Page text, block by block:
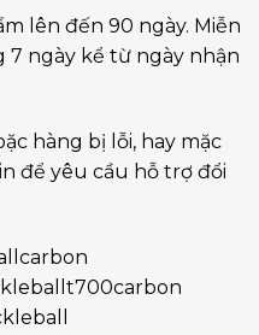
lên đến 90 ngày. Miễn
ngày kể từ ngày nhận
hàng bị lỗi, hay mặc
để yêu cầu hỗ trợ đổi